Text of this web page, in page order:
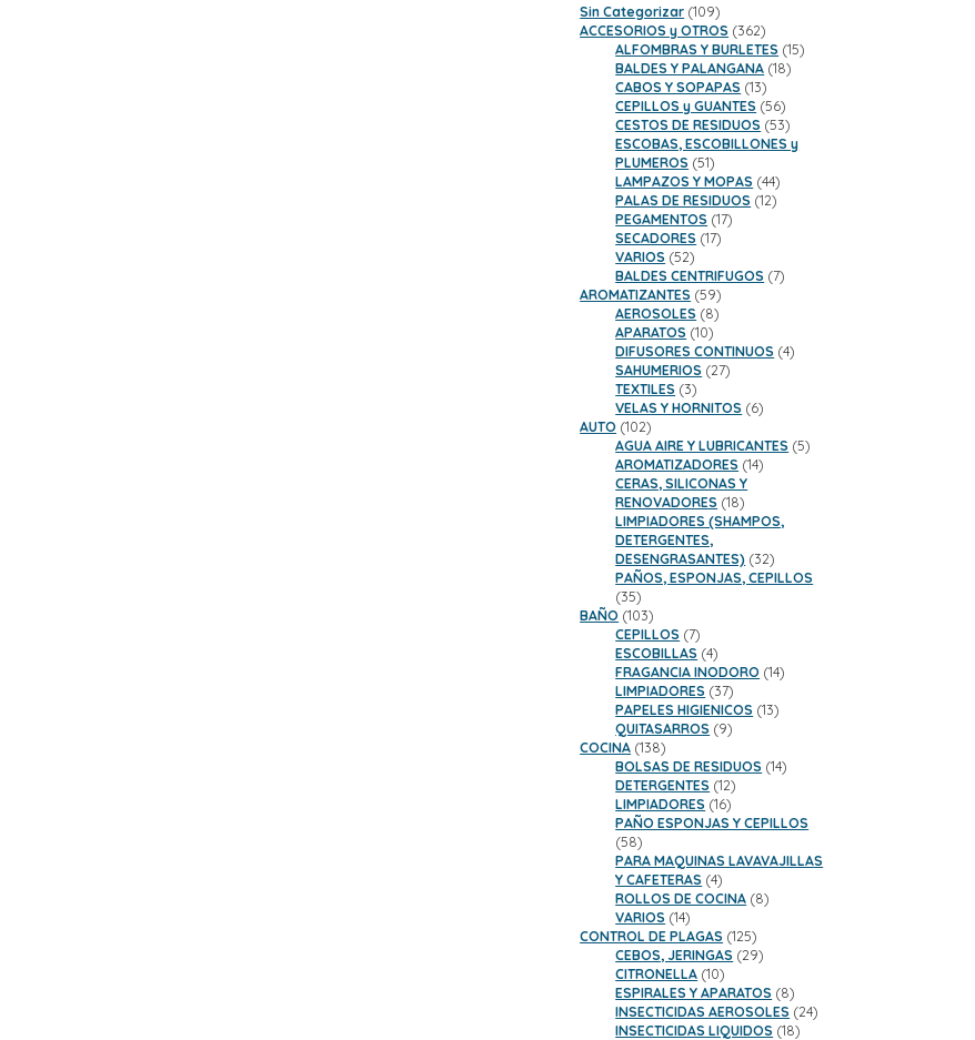
Sin Categorizar 109109
productos
ACCESORIOS y OTROS 362362
productos
ALFOMBRAS Y BURLETES 1515
BALDES Y PALANGANA 1818
CABOS Y SOPAPAS 1313
productos
CEPILLOS y GUANTES 5656
productos
CESTOS DE RESIDUOS 5353
productos
ESCOBAS, ESCOBILLONES y
PLUMEROS 5151
productos
LAMPAZOS Y MOPAS 4444
productos
PALAS DE RESIDUOS 1212
PEGAMENTOS 1717
SECADORES 1717
VARIOS 5252
productos
BALDES CENTRIFUGOS 77
AROMATIZANTES 5959
productos
AEROSOLES 88
APARATOS 1010
productos
DIFUSORES CONTINUOS 44
SAHUMERIOS 2727
TEXTILES 33
productos
VELAS Y HORNITOS 66
AUTO 102102
productos
AGUA AIRE Y LUBRICANTES 55
AROMATIZADORES 1414
CERAS, SILICONAS Y
RENOVADORES 1818
productos
LIMPIADORES (SHAMPOS,
DETERGENTES,
DESENGRASANTES) 3232
productos
PAÑOS, ESPONJAS, CEPILLOS
3535
productos
BAÑO 103103
productos
CEPILLOS 77
productos
ESCOBILLAS 44
productos
FRAGANCIA INODORO 1414
LIMPIADORES 3737
productos
PAPELES HIGIENICOS 1313
QUITASARROS 99
COCINA 138138
productos
BOLSAS DE RESIDUOS 1414
DETERGENTES 1212
productos
LIMPIADORES 1616
productos
PAÑO ESPONJAS Y CEPILLOS
5858
productos
PARA MAQUINAS LAVAVAJILLAS
Y CAFETERAS 44
productos
ROLLOS DE COCINA 88
VARIOS 1414
productos
CONTROL DE PLAGAS 125125
productos
CEBOS, JERINGAS 2929
CITRONELLA 1010
productos
ESPIRALES Y APARATOS 88
productos
INSECTICIDAS AEROSOLES 2424
INSECTICIDAS LIQUIDOS 1818